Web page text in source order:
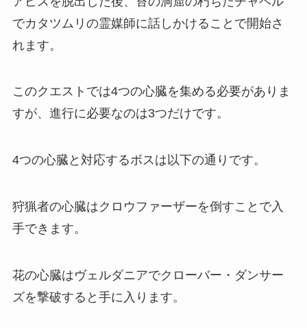
でカタツムリの霊媒師に話しかけることで開始さ
れます。
このクエストでは4つの心臓を集める必要がありま
すが、進行に必要なのは3つだけです。
4つの心臓と対応するボスは以下の通りです。
狩猟者の心臓はクロウファーザーを倒すことで入
手できます。
花の心臓はヴェルダニアでクローバー・ダンサー
ズを撃破すると手に入ります。